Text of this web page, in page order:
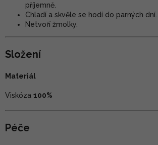
příjemně.
Chladí a skvěle se hodí do parných dní.
Netvoří žmolky.
Složení
Materiál
Viskóza 100%
Péče